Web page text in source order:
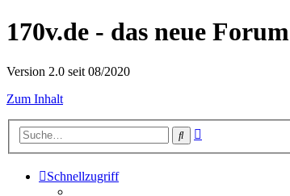
170v.de - das neue Forum
Version 2.0 seit 08/2020
Zum Inhalt
Suche
Schnellzugriff